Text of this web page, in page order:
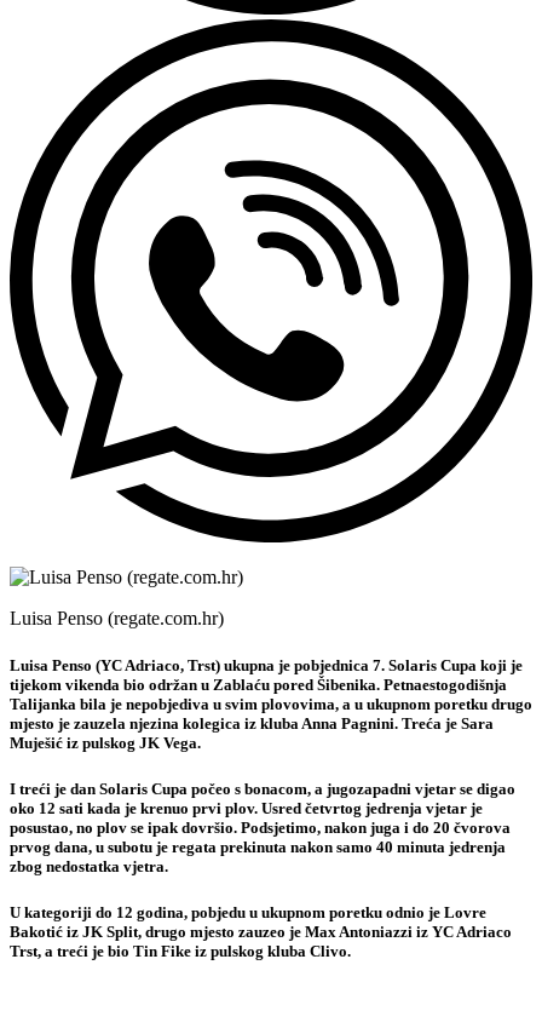
Luisa Penso (regate.com.hr)
Luisa Penso (YC Adriaco, Trst) ukupna je pobjednica 7. Solaris Cupa koji je
tijekom vikenda bio održan u Zablaću pored Šibenika. Petnaestogodišnja
Talijanka bila je nepobjediva u svim plovovima, a u ukupnom poretku drugo
mjesto je zauzela njezina kolegica iz kluba Anna Pagnini. Treća je Sara
Muješić iz pulskog JK Vega.
I treći je dan Solaris Cupa počeo s bonacom, a jugozapadni vjetar se digao
oko 12 sati kada je krenuo prvi plov. Usred četvrtog jedrenja vjetar je
posustao, no plov se ipak dovršio. Podsjetimo, nakon juga i do 20 čvorova
prvog dana, u subotu je regata prekinuta nakon samo 40 minuta jedrenja
zbog nedostatka vjetra.
U kategoriji do 12 godina, pobjedu u ukupnom poretku odnio je Lovre
Bakotić iz JK Split, drugo mjesto zauzeo je Max Antoniazzi iz YC Adriaco
Trst, a treći je bio Tin Fike iz pulskog kluba Clivo.